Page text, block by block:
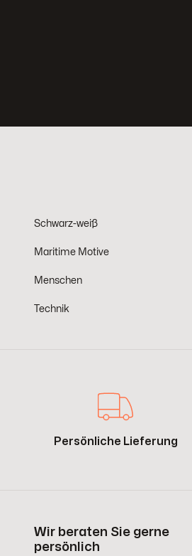
Schwarz-weiß
Maritime Motive
Menschen
Technik
Persönliche Lieferung
Wir beraten Sie gerne
persönlich